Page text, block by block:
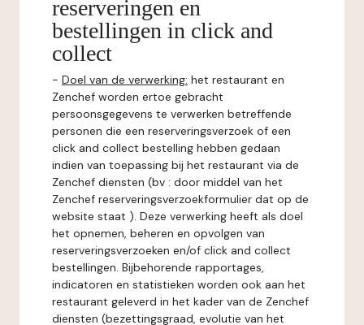
reserveringen en
bestellingen in click and
collect
- Doel van de verwerking: het restaurant en
Zenchef worden ertoe gebracht
persoonsgegevens te verwerken betreffende
personen die een reserveringsverzoek of een
click and collect bestelling hebben gedaan
indien van toepassing bij het restaurant via de
Zenchef diensten (bv : door middel van het
Zenchef reserveringsverzoekformulier dat op de
website staat ). Deze verwerking heeft als doel
het opnemen, beheren en opvolgen van
reserveringsverzoeken en/of click and collect
bestellingen. Bijbehorende rapportages,
indicatoren en statistieken worden ook aan het
restaurant geleverd in het kader van de Zenchef
diensten (bezettingsgraad, evolutie van het